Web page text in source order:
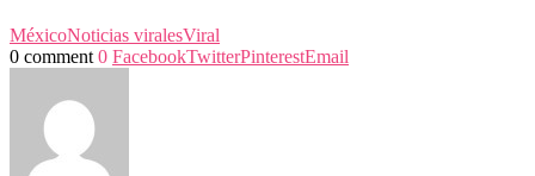
MéxicoNoticias viralesViral
0 comment 0 FacebookTwitterPinterestEmail